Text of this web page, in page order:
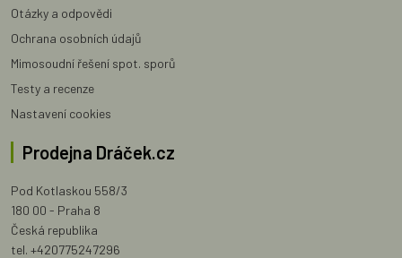
Otázky a odpovědi
Ochrana osobních údajů
Mimosoudní řešení spot. sporů
Testy a recenze
Nastavení cookies
Prodejna Dráček.cz
Pod Kotlaskou 558/3
180 00 - Praha 8
Česká republika
tel. +420775247296